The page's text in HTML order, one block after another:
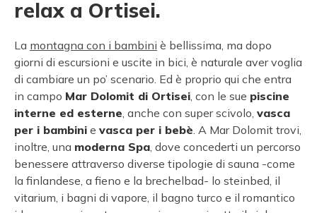
relax a Ortisei.
La montagna con i bambini è bellissima, ma dopo
giorni di escursioni e uscite in bici, è naturale aver voglia
di cambiare un po’ scenario. Ed è proprio qui che entra
in campo Mar Dolomit di Ortisei, con le sue piscine
interne ed esterne, anche con super scivolo, vasca
per i bambini e vasca per i bebè. A Mar Dolomit trovi,
inoltre, una moderna Spa, dove concederti un percorso
benessere attraverso diverse tipologie di sauna -come
la finlandese, a fieno e la brechelbad- lo steinbed, il
vitarium, i bagni di vapore, il bagno turco e il romantico